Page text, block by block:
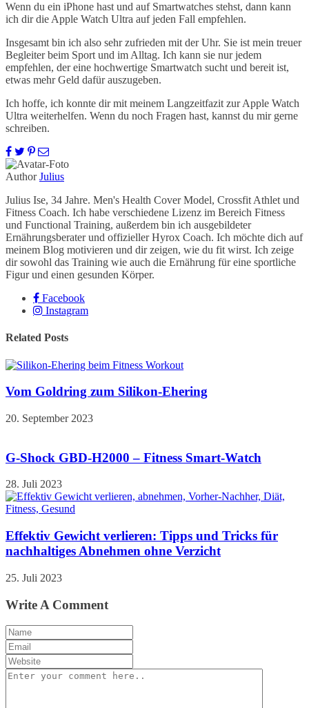
Wenn du ein iPhone hast und auf Smartwatches stehst, dann kann
ich dir die Apple Watch Ultra auf jeden Fall empfehlen.
Insgesamt bin ich also sehr zufrieden mit der Uhr. Sie ist mein treuer
Begleiter beim Sport und im Alltag. Ich kann sie nur jedem
empfehlen, der eine hochwertige Smartwatch sucht und bereit ist,
etwas mehr Geld dafür auszugeben.
Ich hoffe, ich konnte dir mit meinem Langzeitfazit zur Apple Watch
Ultra weiterhelfen. Wenn du noch Fragen hast, kannst du mir gerne
schreiben.
Author Julius
Julius Ise, 34 Jahre. Men's Health Cover Model, Crossfit Athlet und
Fitness Coach. Ich habe verschiedene Lizenz im Bereich Fitness
und Functional Training, außerdem bin ich ausgebildeter
Ernährungsberater und offizieller Hyrox Coach. Ich möchte dich auf
meinem Blog motivieren und dir zeigen, wie du fit wirst. Ich zeige
dir sowohl das Training wie auch die Ernährung für eine sportliche
Figur und einen gesunden Körper.
Facebook
Instagram
Related Posts
Vom Goldring zum Silikon-Ehering
20. September 2023
G-Shock GBD-H2000 – Fitness Smart-Watch
28. Juli 2023
Effektiv Gewicht verlieren: Tipps und Tricks für
nachhaltiges Abnehmen ohne Verzicht
25. Juli 2023
Write A Comment